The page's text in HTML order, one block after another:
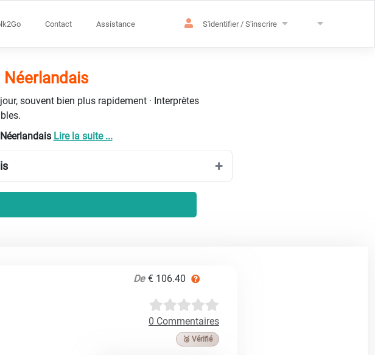
Contact Assistance S'identifier / S'inscrire
souvent bien plus rapidement · Interprètes
Lire la suite ...
De € 106.40
0 Commentaires
🥉 Vérifié